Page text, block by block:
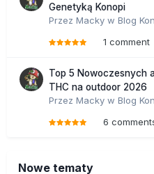
Genetyką Konopi
Przez Macky w Blog
1 comment
Top 5 Nowoczesnych
THC na outdoor 2026
Przez Macky w Blog
6
Nowe tematy